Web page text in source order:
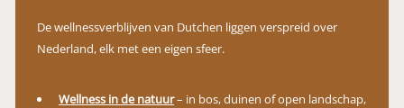
De wellnessverblijven van Dutchen liggen verspreid over
Nederland, elk met een eigen sfeer.
Wellness in de natuur– in bos, duinen of open landschap,